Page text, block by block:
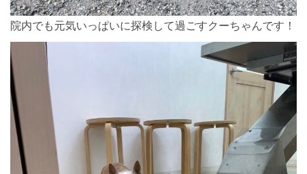
院内でも元気いっぱいに探検して過ごすクーちゃんです！